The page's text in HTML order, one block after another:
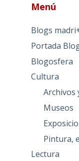
Menú
Blogs
Portada
Blogosfera
Cultura
Archivos
Museos
Pintura,
Lectura